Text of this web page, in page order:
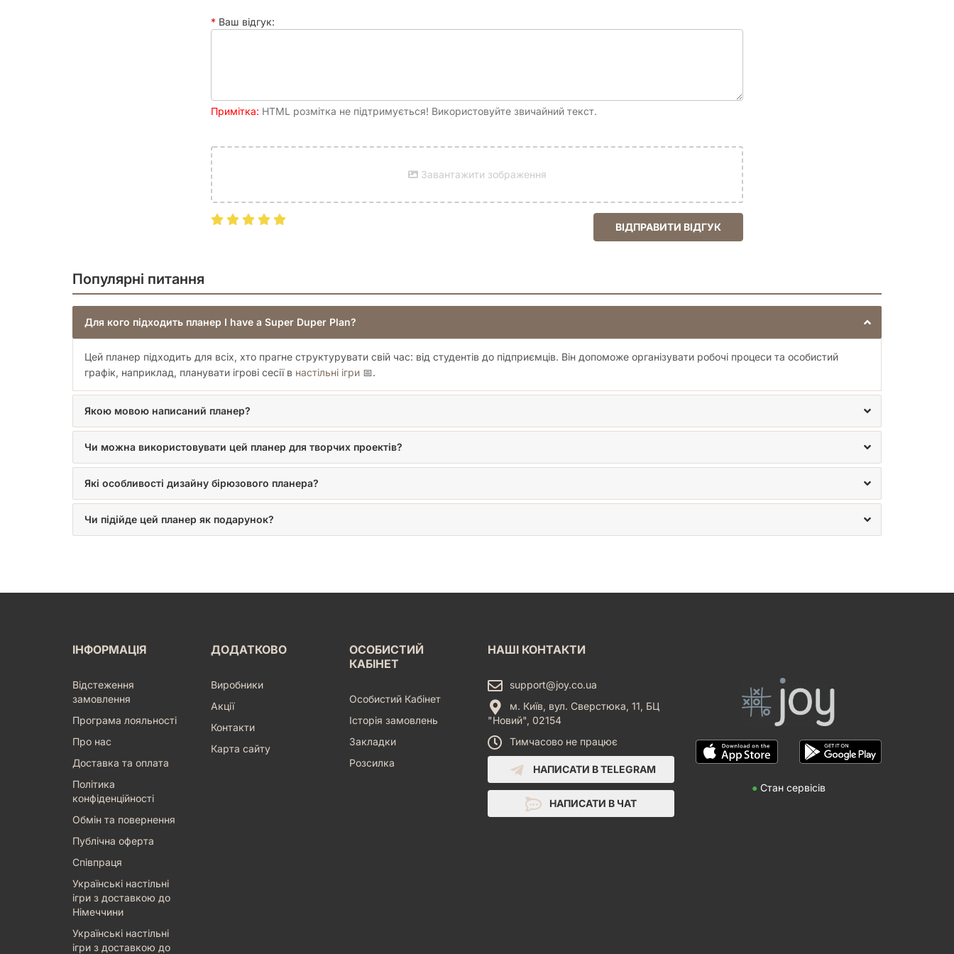
продуктивного та наповненого життя. З ним ви зможете не тільки мріяти про великі звершення, але й систематично працювати над їхнім втіленням, крок за
кроком наближаючись до своєї ідеальної реальності. Ваші плани стануть чіткими, ваші цілі – досяжними, а ваше життя – більш насиченим, контрольованим та
Ваш відгук:
Примітка: HTML розмітка не підтримується! Використовуйте звичайний текст.
Завантажити зображення
ВІДПРАВИТИ ВІДГУК
Популярні питання
Для кого підходить планер I have a Super Duper Plan?
Цей планер підходить для всіх, хто прагне структурувати свій час: від студентів до підприємців. Він допоможе організувати робочі процеси та особистий
графік, наприклад, планувати ігрові сесії в настільні ігри 📅.
Якою мовою написаний планер?
Чи можна використовувати цей планер для творчих проектів?
Які особливості дизайну бірюзового планера?
Чи підійде цей планер як подарунок?
ІНФОРМАЦІЯ
Відстеження
замовлення
Програма лояльності
Про нас
Доставка та оплата
Політика
конфіденційності
Обмін та повернення
Публічна оферта
Співпраця
Українські настільні
ігри з доставкою до
Німеччини
Українські настільні
ігри з доставкою до
ДОДАТКОВО
Виробники
Акції
Контакти
Карта сайту
ОСОБИСТИЙ
КАБІНЕТ
Особистий Кабінет
Історія замовлень
Закладки
Розсилка
НАШІ КОНТАКТИ
support@joy.co.ua
м. Київ, вул. Сверстюка, 11, БЦ
"Новий", 02154
Тимчасово не працює
НАПИСАТИ В TELEGRAM
НАПИСАТИ В ЧАТ
● Стан сервісів